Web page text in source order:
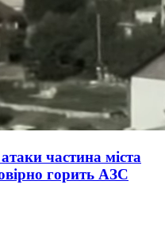
частина міста
горить АЗС